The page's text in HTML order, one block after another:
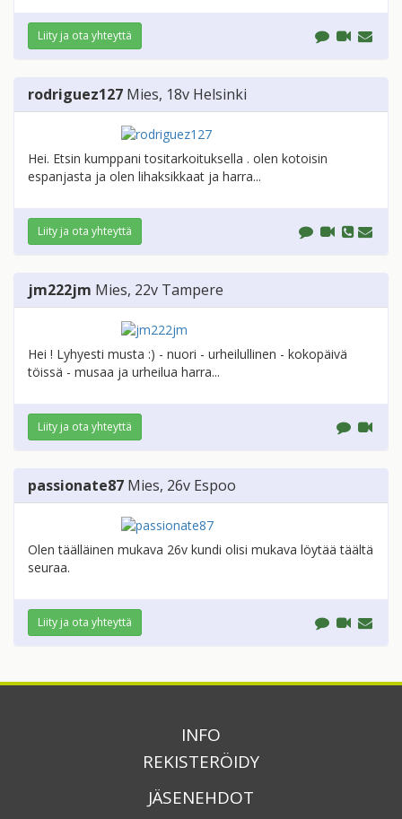
Liity ja ota yhteyttä
rodriguez127 Mies, 18v Helsinki
Hei. Etsin kumppani tositarkoituksella . olen kotoisin
espanjasta ja olen lihaksikkaat ja harra...
Liity ja ota yhteyttä
jm222jm Mies, 22v Tampere
Hei ! Lyhyesti musta :) - nuori - urheilullinen - kokopäivä
töissä - musaa ja urheilua harra...
Liity ja ota yhteyttä
passionate87 Mies, 26v Espoo
Olen täälläinen mukava 26v kundi olisi mukava löytää täältä
seuraa.
Liity ja ota yhteyttä
INFO
REKISTERÖIDY
JÄSENEHDOT